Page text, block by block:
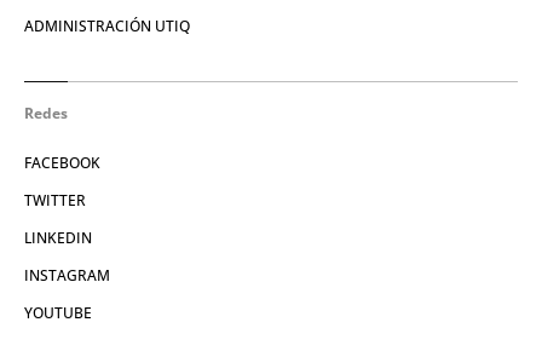
ADMINISTRACIÓN UTIQ
Redes
FACEBOOK
TWITTER
LINKEDIN
INSTAGRAM
YOUTUBE